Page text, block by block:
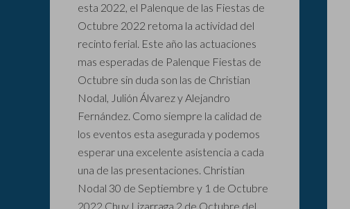
esta 2022, el Palenque de las Fiestas de
Octubre 2022 retoma la actividad del
recinto ferial. Este año las actuaciones
mas esperadas de Palenque Fiestas de
Octubre sin duda son las de Christian
Nodal, Julión Álvarez y Alejandro
Fernández. Como siempre la calidad de
los eventos esta asegurada y podemos
esperar una excelente asistencia a cada
una de las presentaciones. Christian
Nodal 30 de Septiembre y 1 de Octubre
2022 Chuy Lizarraga 2 de Octubre del